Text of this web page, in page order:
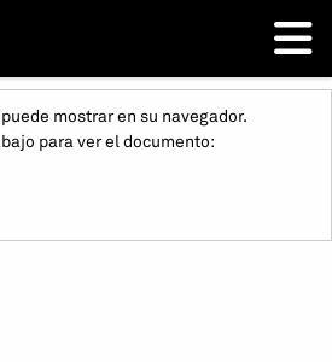
mostrar en su navegador.
para ver el documento: